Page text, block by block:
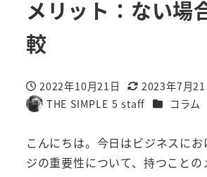
メリット：ない場
較
投稿日
2022年10月21日
更新日
2023年7月21
著
THE SIMPLE 5 staff カテゴリー
コラム
こんにちは。今日はビジネスに
ジの重要性について、持つこと